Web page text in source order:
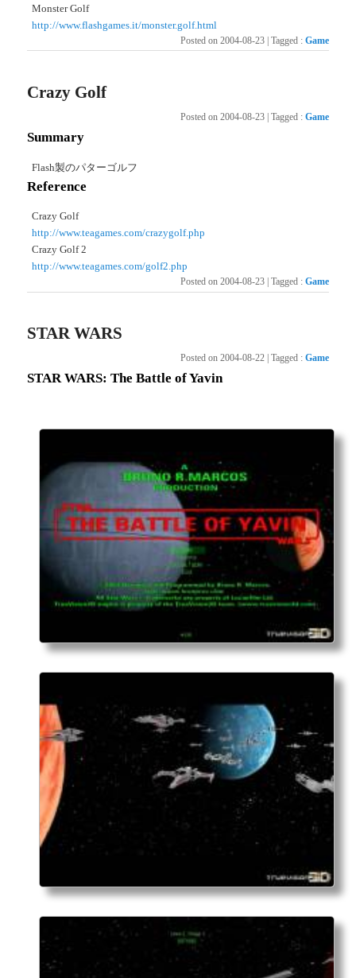
Monster Golf
http://www.flashgames.it/monster.golf.html
Posted on 2004-08-23 Tagged : Game
Crazy Golf
Posted on 2004-08-23 | Tagged : Game
Summary
Flash製のパターゴルフ
Reference
Crazy Golf
http://www.teagames.com/crazygolf.php
Crazy Golf 2
http://www.teagames.com/golf2.php
Posted on 2004-08-23 Tagged : Game
STAR WARS
Posted on 2004-08-22 Tagged : Game
STAR WARS: The Battle of Yavin